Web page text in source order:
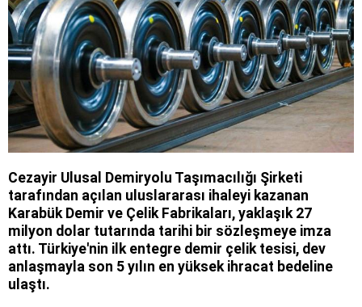
Cezayir Ulusal Demiryolu Taşımacılığı Şirketi
tarafından açılan uluslararası ihaleyi kazanan
Karabük Demir ve Çelik Fabrikaları, yaklaşık 27
milyon dolar tutarında tarihi bir sözleşmeye imza
attı. Türkiye'nin ilk entegre demir çelik tesisi, dev
anlaşmayla son 5 yılın en yüksek ihracat bedeline
ulaştı.